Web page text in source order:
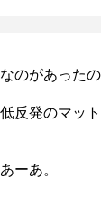
のがあったの
反発のマット
ーあ。